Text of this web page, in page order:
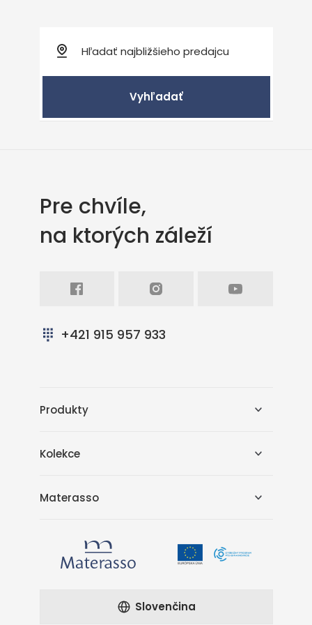
Vyhľadať
Pre chvíle,
na ktorých záleží
+421 915 957 933
Produkty
Kolekce
Materasso
Slovenčina